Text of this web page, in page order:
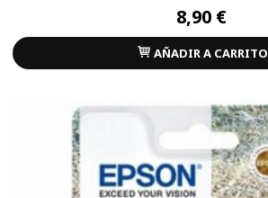
8,90 €
AÑADIR A CARRITO